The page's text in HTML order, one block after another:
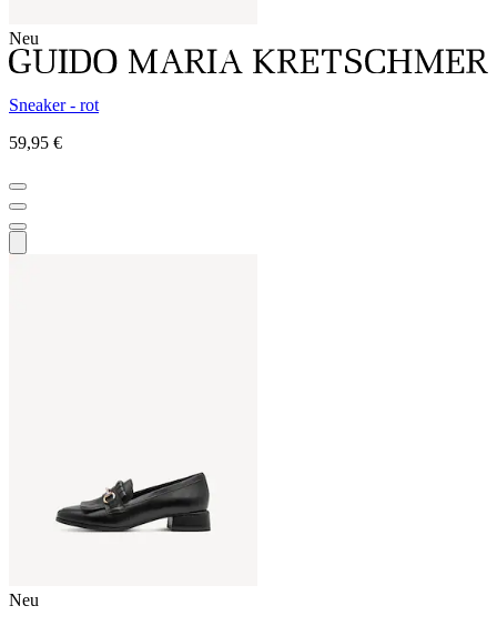
Neu
Sneaker - rot
59,95 €
Neu